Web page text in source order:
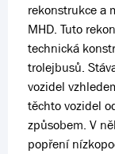
rekonstrukce a
MHD. Tuto
technická
trolejbusů.
vozidel
těchto vozidel
způsobem. V
popření